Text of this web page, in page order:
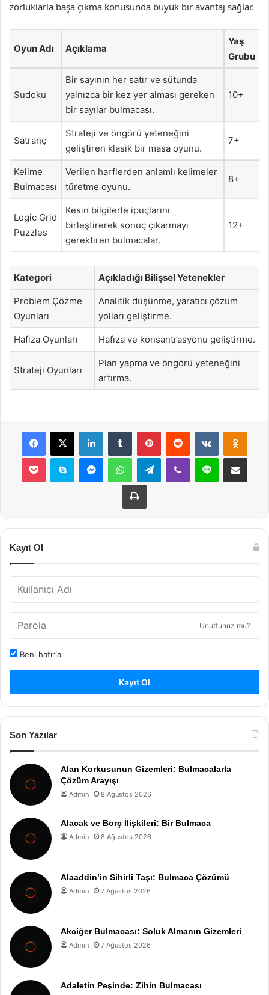
zorluklarla başa çıkma konusunda büyük bir avantaj sağlar.
Oyun Adı Açıklama
Yaş
Grubu
Sudoku
Bir sayının her satır ve sütunda
yalnızca bir kez yer alması gereken
bir sayılar bulmacası.
10+
Satranç
Strateji ve öngörü yeteneğini
geliştiren klasik bir masa oyunu.
7+
Kelime
Bulmacası
Verilen harflerden anlamlı kelimeler
türetme oyunu.
8+
Logic Grid
Puzzles
Kesin bilgilerle ipuçlarını
birleştirerek sonuç çıkarmayı
gerektiren bulmacalar.
12+
Kategori Açıkladığı Bilişsel Yetenekler
Problem Çözme
Oyunları
Analitik düşünme, yaratıcı çözüm
yolları geliştirme.
Hafıza Oyunları Hafıza ve konsantrasyonu geliştirme.
Strateji Oyunları
Plan yapma ve öngörü yeteneğini
artırma.
Facebook
X LinkedInTumblr PinterestReddit VKontakte
Pocket Skype MessengerWhatsAppTelegramViber Line E-Posta ile
Yazdır
Kayıt Ol
Unuttunuz mu?
Beni hatırla
Kayıt Ol
Son Yazılar
Alan Korkusunun Gizemleri: Bulmacalarla
Çözüm Arayışı
Admin 8 Ağustos 2026
Alacak ve Borç İlişkileri: Bir Bulmaca
Admin 8 Ağustos 2026
Alaaddin’in Sihirli Taşı: Bulmaca Çözümü
Admin 7 Ağustos 2026
Akciğer Bulmacası: Soluk Almanın Gizemleri
Admin 7 Ağustos 2026
Adaletin Peşinde: Zihin Bulmacası